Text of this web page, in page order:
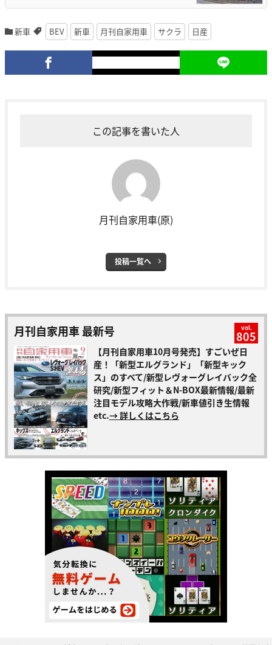
新車 BEV 新車 月刊自家用車 サクラ 日産
この記事を書いた人
月刊自家用車(原)
投稿一覧へ
月刊自家用車 最新号 vol.
805
【月刊自家用車10月号発売】すごいぜ日
産！「新型エルグランド」「新型キック
ス」のすべて/新型レヴォーグレイバック全
研究/新型フィット＆N-BOX最新情報/最新
注目モデル攻略大作戦/新車値引き生情報
etc.→ 詳しくはこちら